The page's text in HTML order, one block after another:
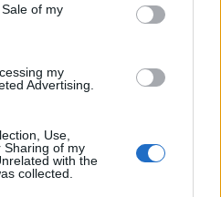
of my
my
Advertising.
Use,
Sharing of my
with the
collected.
non è reato”.
fan del ddl Zan